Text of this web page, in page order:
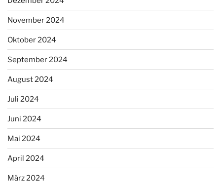
November 2024
Oktober 2024
September 2024
August 2024
Juli 2024
Juni 2024
Mai 2024
April 2024
März 2024